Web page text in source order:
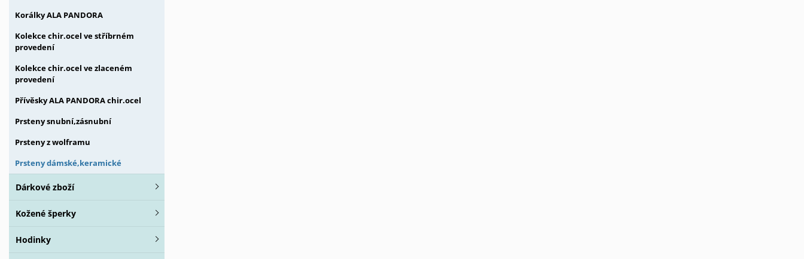
Korálky ALA PANDORA
Kolekce chir.ocel ve stříbrném
provedení
Kolekce chir.ocel ve zlaceném
provedení
Přívěsky ALA PANDORA chir.ocel
Prsteny snubní,zásnubní
Prsteny z wolframu
Prsteny dámské,keramické
Dárkové zboží
Kožené šperky
Hodinky